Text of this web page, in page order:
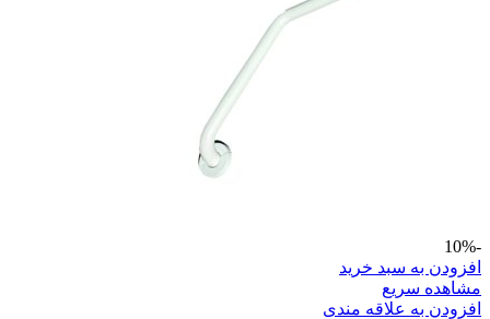
-10%
افزودن به سبد خرید
مشاهده سریع
افزودن به علاقه مندی